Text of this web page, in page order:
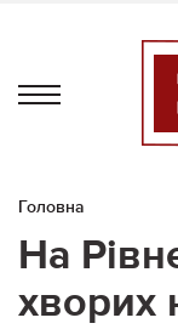
Головна
На
хворих